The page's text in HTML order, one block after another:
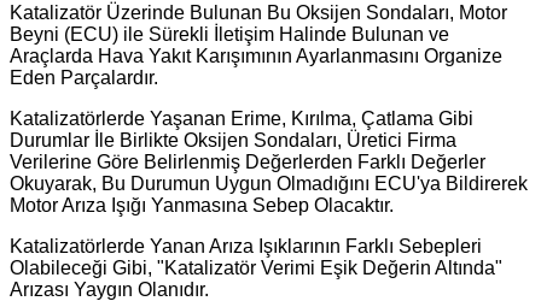
Katalizatör Üzerinde Bulunan Bu Oksijen Sondaları, Motor
Beyni (ECU) ile Sürekli İletişim Halinde Bulunan ve
Araçlarda Hava Yakıt Karışımının Ayarlanmasını Organize
Eden Parçalardır.
Katalizatörlerde Yaşanan Erime, Kırılma, Çatlama Gibi
Durumlar İle Birlikte Oksijen Sondaları, Üretici Firma
Verilerine Göre Belirlenmiş Değerlerden Farklı Değerler
Okuyarak, Bu Durumun Uygun Olmadığını ECU'ya Bildirerek
Motor Arıza Işığı Yanmasına Sebep Olacaktır.
Katalizatörlerde Yanan Arıza Işıklarının Farklı Sebepleri
Olabileceği Gibi, "Katalizatör Verimi Eşik Değerin Altında"
Arızası Yaygın Olanıdır.